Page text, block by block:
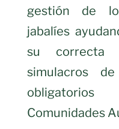
gestión de
jabalíes
su correcta
simulacros
Comunidades